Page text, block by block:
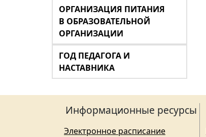
ОРГАНИЗАЦИЯ ПИТАНИЯ
В ОБРАЗОВАТЕЛЬНОЙ
ОРГАНИЗАЦИИ
ГОД ПЕДАГОГА И
НАСТАВНИКА
Информационные ресурсы
Электронное расписание